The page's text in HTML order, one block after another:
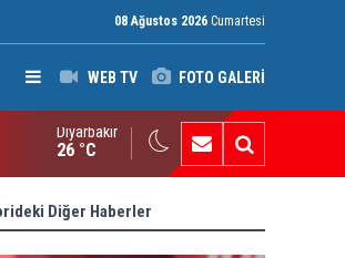
08 Ağustos 2026 Cumartesi
WEB TV FOTO GALERİ
çağrı: Suudi Arabistan ve ABD'nin
Diyarbakır
26 °C
Diğer Haberler